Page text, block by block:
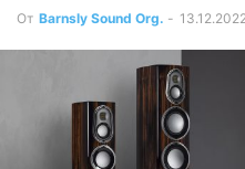
От Barnsly Sound Org. -